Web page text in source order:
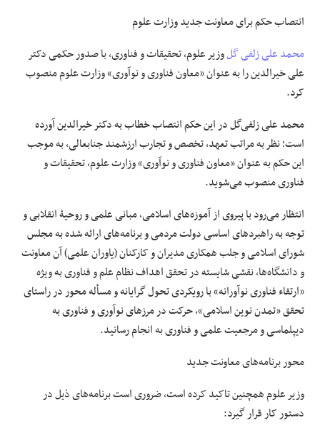
انتصاب حکم برای معاونت جدید وزارت علوم
محمد علی زلفی گلوزیر علوم، تحقیقات و فناوری، با صدورحکمیدکتر
علیخیرالدینرا به عنوان «معاون فناوری و نوآوری» وزارت علوم منصوب
کرد.
محمد علی زلفی‌گل در این حکم انتصاب خطاب به دکترخیرالدینآورده
است؛ نظر به مراتب تعهد، تخصص و تجارب ارزشمند جنابعالی، به موجب
این حکم به عنوان «معاون فناوری و نوآوری» وزارت علوم، تحقیقات و
فناوری منصوب می‌شوید.
انتظار می‌رودبا پیروی از آموزه‌های اسلامی، مبانی علمی وروحیۀانقلابی و
توجه به راهبردهای اساسی دولت مردمی و برنامه‌های ارائه شده به مجلس
شورای اسلامی و جلب همکاری مدیران و کارکنان (یاوران علمی) آن معاونت
و دانشگاه‌ها، نقشی شایسته در تحقق اهداف نظام علم و فناوری به ویژه
«ارتقاءفناوری نوآورانه» بارویکردیتحولگرایانهو مسأله محور در راستای
تحقق «تمدن نوین اسلامی»، حرکت در مرزهای نوآوری و فناوری به
دیپلماسی و مرجعیت علمی و فناوری به انجام رسانید.
محور برنامه‌های معاونت جدید
وزیر علوم همچنین تاکید کرده است،ضروریاست برنامه‌های ذیل در
دستور کار قرار گیرد: